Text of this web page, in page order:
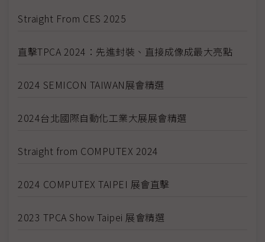
Straight From CES 2025
直擊TPCA 2024：先進封裝、直接成像成最大亮點
2024 SEMICON TAIWAN展會精選
2024台北國際自動化工業大展展會精選
Straight from COMPUTEX 2024
2024 COMPUTEX TAIPEI 展會直擊
2023 TPCA Show Taipei 展會精選